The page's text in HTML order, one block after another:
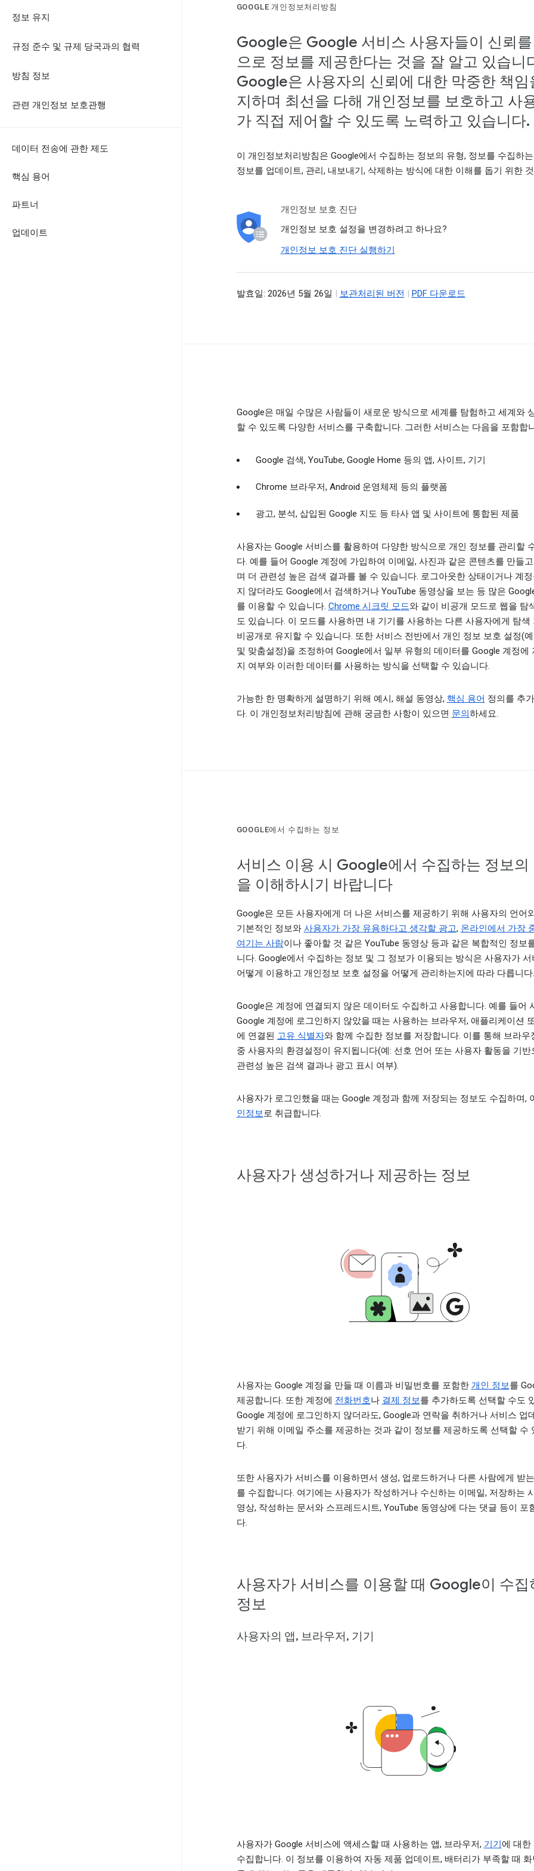
정보 유지
규정 준수 및 규제 당국과의 협력
방침 정보
관련 개인정보 보호관행
데이터 전송에 관한 제도
핵심 용어
파트너
업데이트
GOOGLE 개인정보처리방침
Google은 Google 서비스 사용자들이 신뢰
으로 정보를 제공한다는 것을 잘 알고 있습니
Google은 사용자의 신뢰에 대한 막중한 책임
지하며 최선을 다해 개인정보를 보호하고 사
가 직접 제어할 수 있도록 노력하고 있습니다.
이 개인정보처리방침은 Google에서 수집하는 정보의 유형, 정보를 수집하
정보를 업데이트, 관리, 내보내기, 삭제하는 방식에 대한 이해를 돕기 위한
개인정보 보호 진단
개인정보 보호 설정을 변경하려고 하나요?
개인정보 보호 진단 실행하기
발효일: 2026년 5월 26일 | 보관처리된 버전 | PDF 다운로드
Google은 매일 수많은 사람들이 새로운 방식으로 세계를 탐험하고 세계와
할 수 있도록 다양한 서비스를 구축합니다. 그러한 서비스는 다음을 포함합
Google 검색, YouTube, Google Home 등의 앱, 사이트, 기기
Chrome 브라우저, Android 운영체제 등의 플랫폼
광고, 분석, 삽입된 Google 지도 등 타사 앱 및 사이트에 통합된 제품
사용자는 Google 서비스를 활용하여 다양한 방식으로 개인 정보를 관리할
다. 예를 들어 Google 계정에 가입하여 이메일, 사진과 같은 콘텐츠를 만들
며 더 관련성 높은 검색 결과를 볼 수 있습니다. 로그아웃한 상태이거나 계
지 않더라도 Google에서 검색하거나 YouTube 동영상을 보는 등 많은
를 이용할 수 있습니다. Chrome 시크릿 모드와 같이 비공개 모드로 웹을 탐
도 있습니다. 이 모드를 사용하면 내 기기를 사용하는 다른 사용자에게 탐색
비공개로 유지할 수 있습니다. 또한 서비스 전반에서 개인 정보 보호 설정(
및 맞춤설정)을 조정하여 Google에서 일부 유형의 데이터를 Google 계정에
지 여부와 이러한 데이터를 사용하는 방식을 선택할 수 있습니다.
가능한 한 명확하게 설명하기 위해 예시, 해설 동영상, 핵심 용어 정의를 추
다. 이 개인정보처리방침에 관해 궁금한 사항이 있으면 문의하세요.
GOOGLE에서 수집하는 정보
서비스 이용 시 Google에서 수집하는 정보의
을 이해하시기 바랍니다
Google은 모든 사용자에게 더 나은 서비스를 제공하기 위해 사용자의 언어
기본적인 정보와 사용자가 가장 유용하다고 생각할 광고, 온라인에서 가장
여기는 사람이나 좋아할 것 같은 YouTube 동영상 등과 같은 복합적인 정보
니다. Google에서 수집하는 정보 및 그 정보가 이용되는 방식은 사용자가 서
어떻게 이용하고 개인정보 보호 설정을 어떻게 관리하는지에 따라 다릅니다.
Google은 계정에 연결되지 않은 데이터도 수집하고 사용합니다. 예를 들어
Google 계정에 로그인하지 않았을 때는 사용하는 브라우저, 애플리케이션
에 연결된 고유 식별자와 함께 수집한 정보를 저장합니다. 이를 통해 브라우
중 사용자의 환경설정이 유지됩니다(예: 선호 언어 또는 사용자 활동을 기반
관련성 높은 검색 결과나 광고 표시 여부).
사용자가 로그인했을 때는 Google 계정과 함께 저장되는 정보도 수집하며,
인정보로 취급합니다.
사용자가 생성하거나 제공하는 정보
사용자는 Google 계정을 만들 때 이름과 비밀번호를 포함한 개인 정보를
제공합니다. 또한 계정에 전화번호나 결제 정보를 추가하도록 선택할 수도
Google 계정에 로그인하지 않더라도, Google과 연락을 취하거나 서비스 업
받기 위해 이메일 주소를 제공하는 것과 같이 정보를 제공하도록 선택할 수
다.
또한 사용자가 서비스를 이용하면서 생성, 업로드하거나 다른 사람에게 받
를 수집합니다. 여기에는 사용자가 작성하거나 수신하는 이메일, 저장하는
영상, 작성하는 문서와 스프레드시트, YouTube 동영상에 다는 댓글 등이 포
다.
사용자가 서비스를 이용할 때 Google이 수집
정보
사용자의 앱, 브라우저, 기기
사용자가 Google 서비스에 액세스할 때 사용하는 앱, 브라우저, 기기에 대한
수집합니다. 이 정보를 이용하여 자동 제품 업데이트, 배터리가 부족할 때